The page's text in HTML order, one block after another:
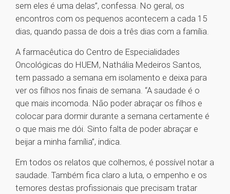
sem eles é uma delas”, confessa. No geral, os
encontros com os pequenos acontecem a cada 15
dias, quando passa de dois a três dias com a família.
A farmacêutica do Centro de Especialidades
Oncológicas do HUEM, Nathália Medeiros Santos,
tem passado a semana em isolamento e deixa para
ver os filhos nos finais de semana. “A saudade é o
que mais incomoda. Não poder abraçar os filhos e
colocar para dormir durante a semana certamente é
o que mais me dói. Sinto falta de poder abraçar e
beijar a minha família”, indica.
Em todos os relatos que colhemos, é possível notar a
saudade. Também fica claro a luta, o empenho e os
temores destas profissionais que precisam tratar